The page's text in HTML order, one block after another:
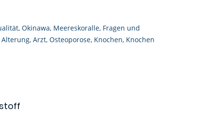
, Okinawa, Meereskoralle, Fragen und
Alterung, Arzt, Osteoporose, Knochen, Knochen